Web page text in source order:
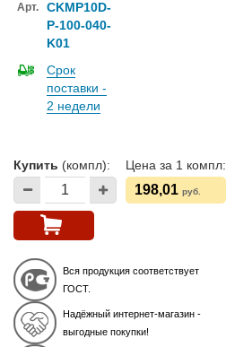
Арт.
CKMP10D-
P-100-040-
K01
Срок
поставки -
2 недели
Купить (компл): Цена за 1 компл:
198,01 руб.
Вся продукция соответствует
ГОСТ.
Надёжный интернет-магазин -
выгодные покупки!